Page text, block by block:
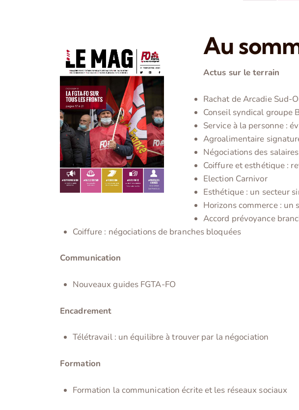
Au
Actus sur le terrain
Rachat de Arcadie Sud-
Conseil syndical groupe
Service à la personne :
Agroalimentaire
Négociations des
Coiffure et esthétique :
Election Carnivor
Esthétique : un secteur
Horizons commerce :
Accord prévoyance
Coiffure : négociations de branches bloquées
Communication
Nouveaux guides FGTA-FO
Encadrement
Télétravail : un équilibre à trouver par la négociation
Formation
Formation la communication écrite et les réseaux sociaux